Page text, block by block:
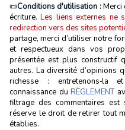
📜Conditions d'utilisation :Merci
écriture.Les liens externes ne
redirection vers des sites
partage, merci d’utiliser notre
et respectueux dans vos
présentée est plus constructif
autres. La diversité d’opinions
richesse : entretenons‑la
connaissance du RÈGLEMENT
filtrage des commentaires
réserve le droit de retirer tout
établies.